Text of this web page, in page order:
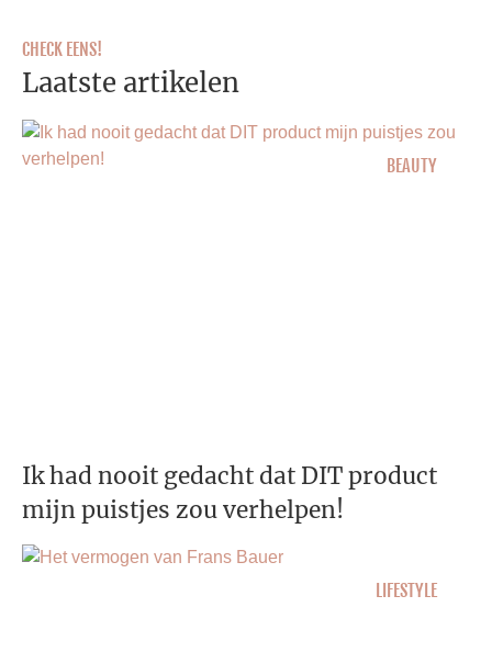
CHECK EENS!
Laatste artikelen
Ik had nooit gedacht dat DIT product
mijn puistjes zou verhelpen!
BEAUTY
LIFESTYLE